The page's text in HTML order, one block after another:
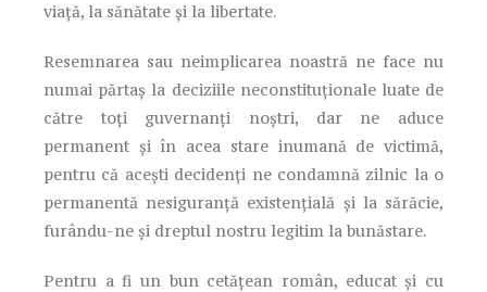
viață, la sănătate și la libertate.
Resemnarea sau neimplicarea noastră ne face nu
numai părtaș la deciziile neconstituționale luate de
către toți guvernanți noștri, dar ne aduce
permanent și în acea stare inumană de victimă,
pentru că acești decidenți ne condamnă zilnic la o
permanentă nesiguranță existențială și la sărăcie,
furându-ne și dreptul nostru legitim la bunăstare.
Pentru a fi un bun cetățean român, educat și cu